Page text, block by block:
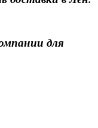
для